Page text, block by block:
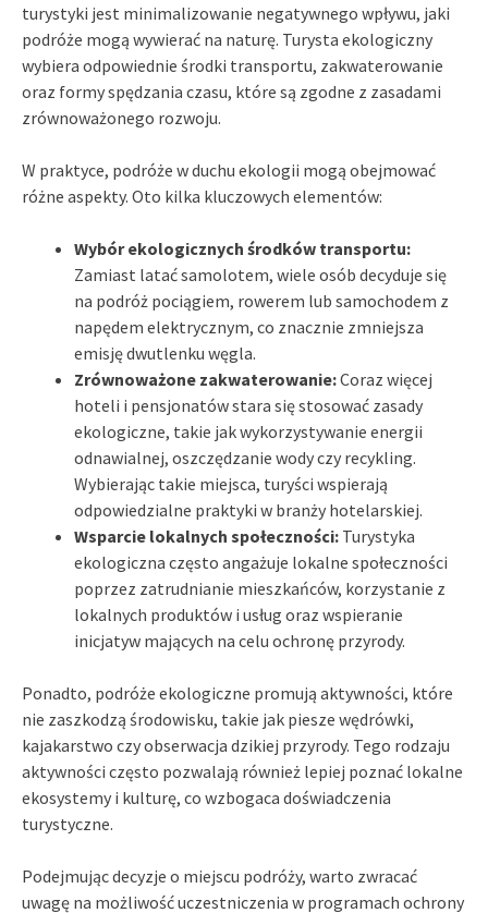
turystyki jest minimalizowanie negatywnego wpływu, jaki
podróże mogą wywierać na naturę. Turysta ekologiczny
wybiera odpowiednie środki transportu, zakwaterowanie
oraz formy spędzania czasu, które są zgodne z zasadami
zrównoważonego rozwoju.
W praktyce, podróże w duchu ekologii mogą obejmować
różne aspekty. Oto kilka kluczowych elementów:
Wybór ekologicznych środków transportu:
Zamiast latać samolotem, wiele osób decyduje się
na podróż pociągiem, rowerem lub samochodem z
napędem elektrycznym, co znacznie zmniejsza
emisję dwutlenku węgla.
Zrównoważone zakwaterowanie:Coraz więcej
hoteli i pensjonatów stara się stosować zasady
ekologiczne, takie jak wykorzystywanie energii
odnawialnej, oszczędzanie wody czy recykling.
Wybierając takie miejsca, turyści wspierają
odpowiedzialne praktyki w branży hotelarskiej.
Wsparcie lokalnych społeczności: Turystyka
ekologiczna często angażuje lokalne społeczności
poprzez zatrudnianie mieszkańców, korzystanie z
lokalnych produktów i usług oraz wspieranie
inicjatyw mających na celu ochronę przyrody.
Ponadto, podróże ekologiczne promują aktywności, które
nie zaszkodzą środowisku, takie jak piesze wędrówki,
kajakarstwo czy obserwacja dzikiej przyrody. Tego rodzaju
aktywności często pozwalają również lepiej poznać lokalne
ekosystemy i kulturę, co wzbogaca doświadczenia
turystyczne.
Podejmując decyzje o miejscu podróży, warto zwracać
uwagę na możliwość uczestniczenia w programach ochrony